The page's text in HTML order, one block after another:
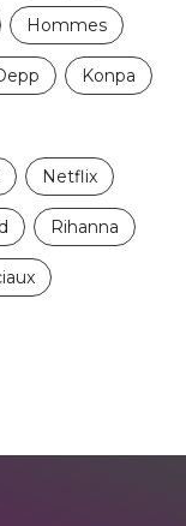
Hommes
Konpa
Netflix
Rihanna